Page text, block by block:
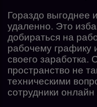
Гораздо выгоднее
удаленно. Это
добираться на
рабочему графику
своего заработка.
пространство не
техническими
сотрудники онлайн